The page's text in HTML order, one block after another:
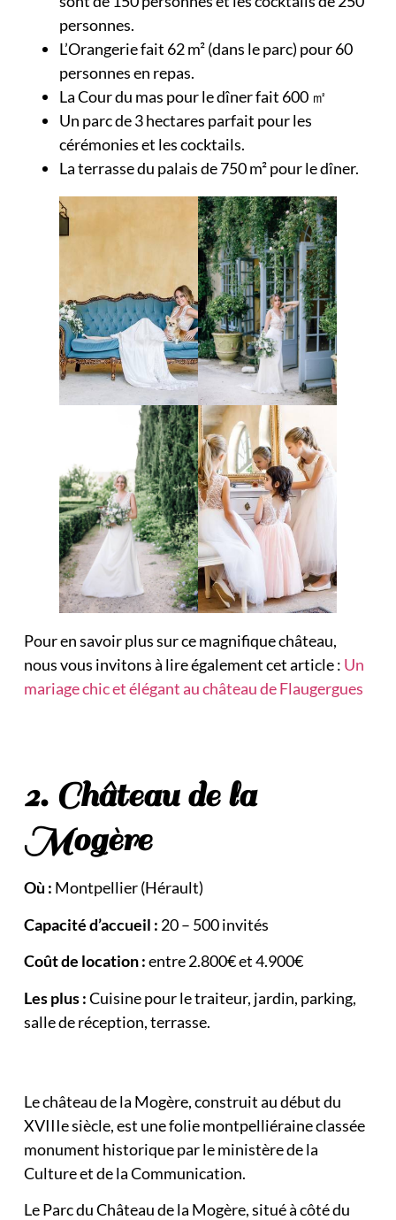
personnes.
L’Orangerie fait 62 m² (dans le parc) pour 60
personnes en repas.
La Cour du mas pour le dîner fait 600 ㎡
Un parc de 3 hectares parfait pour les
cérémonies et les cocktails.
La terrasse du palais de 750 m² pour le dîner.
Pour en savoir plus sur ce magnifique château,
nous vous invitons à lire également cet article : Un
mariage chic et élégant au château de Flaugergues
2. Château de la
Mogère
Où : Montpellier (Hérault)
Capacité d’accueil : 20 – 500 invités
Coût de location :entre 2.800€ et 4.900€
Les plus :Cuisine pour le traiteur, jardin, parking,
salle de réception, terrasse.
Le château de la Mogère, construit au début du
XVIIIe siècle, est une folie montpelliéraine classée
monument historique par le ministère de la
Culture et de la Communication.
Le Parc du Château de la Mogère, situé à côté du